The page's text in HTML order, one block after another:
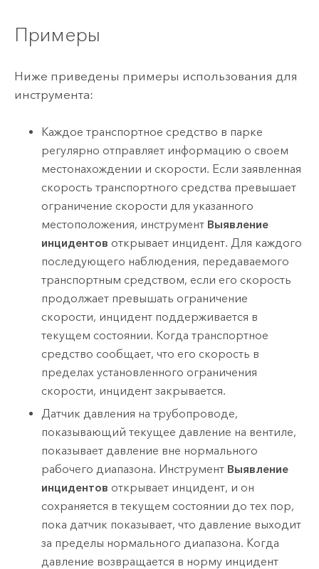
Примеры
Ниже приведены примеры использования для
инструмента:
Каждое транспортное средство в парке
регулярно отправляет информацию о своем
местонахождении и скорости. Если заявленная
скорость транспортного средства превышает
ограничение скорости для указанного
местоположения, инструмент Выявление
инцидентов открывает инцидент. Для каждого
последующего наблюдения, передаваемого
транспортным средством, если его скорость
продолжает превышать ограничение
скорости, инцидент поддерживается в
текущем состоянии. Когда транспортное
средство сообщает, что его скорость в
пределах установленного ограничения
скорости, инцидент закрывается.
Датчик давления на трубопроводе,
показывающий текущее давление на вентиле,
показывает давление вне нормального
рабочего диапазона. Инструмент Выявление
инцидентов открывает инцидент, и он
сохраняется в текущем состоянии до тех пор,
пока датчик показывает, что давление выходит
за пределы нормального диапазона. Когда
давление возвращается в норму инцидент